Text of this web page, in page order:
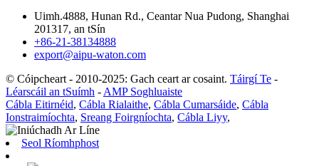
Uimh.4888, Hunan Rd., Ceantar Nua Pudong, Shanghai
201317, an tSín
+86-21-38134888
export@aipu-waton.com
© Cóipcheart - 2010-2025: Gach ceart ar cosaint. Táirgí Te -
Léarscáil an tSuímh - AMP Soghluaiste
Cábla Eitirnéid, Cábla Rialaithe, Cábla Cumarsáide, Cábla
Ionstraimíochta, Sreang Foirgníochta, Cábla Liyy,
Seol Ríomhphost